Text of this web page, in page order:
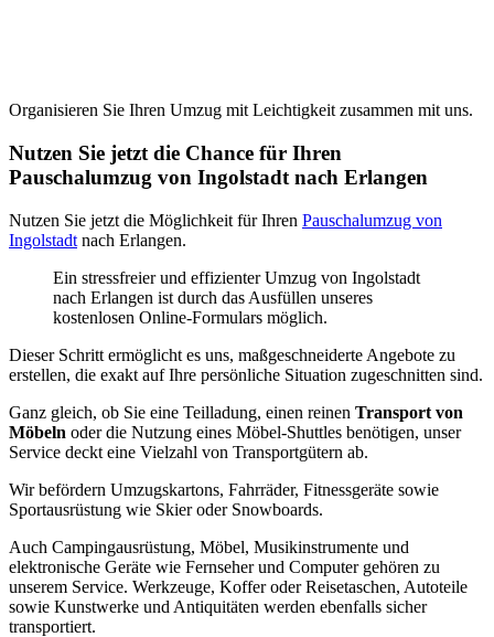
Organisieren Sie Ihren Umzug mit Leichtigkeit zusammen mit uns.
Nutzen Sie jetzt die Chance für Ihren
Pauschalumzug von Ingolstadt nach Erlangen
Nutzen Sie jetzt die Möglichkeit für Ihren Pauschalumzug von
Ingolstadt nach Erlangen.
Ein stressfreier und effizienter Umzug von Ingolstadt
nach Erlangen ist durch das Ausfüllen unseres
kostenlosen Online-Formulars möglich.
Dieser Schritt ermöglicht es uns, maßgeschneiderte Angebote zu
erstellen, die exakt auf Ihre persönliche Situation zugeschnitten sind.
Ganz gleich, ob Sie eine Teilladung, einen reinen Transport von
Möbeln oder die Nutzung eines Möbel-Shuttles benötigen, unser
Service deckt eine Vielzahl von Transportgütern ab.
Wir befördern Umzugskartons, Fahrräder, Fitnessgeräte sowie
Sportausrüstung wie Skier oder Snowboards.
Auch Campingausrüstung, Möbel, Musikinstrumente und
elektronische Geräte wie Fernseher und Computer gehören zu
unserem Service. Werkzeuge, Koffer oder Reisetaschen, Autoteile
sowie Kunstwerke und Antiquitäten werden ebenfalls sicher
transportiert.